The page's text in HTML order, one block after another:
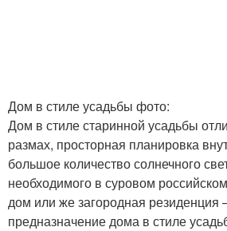
Дом в стиле усадьбы фото:
Дом в стиле старинной усадьбы
размах, просторная планировка
большое количество солнечного
необходимого в суровом
дом или же загородная резиденция
предназначение дома в стиле